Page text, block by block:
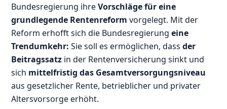
Bundesregierung ihreVorschläge für eine
grundlegende Rentenreform vorgelegt. Mit der
Reform erhofft sich die Bundesregierungeine
Trendumkehr: Sie soll es ermöglichen, dassder
Beitragssatz in der Rentenversicherung sinkt und
sich mittelfristig das Gesamtversorgungsniveau
aus gesetzlicher Rente, betrieblicher und privater
Altersvorsorge erhöht.